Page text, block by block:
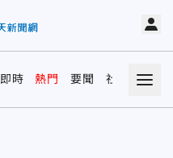
即時 熱門 要聞 社會 娛樂